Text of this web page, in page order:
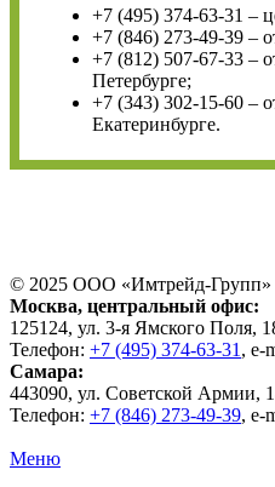
+7 (495) 374-63-31 –
+7 (846) 273-49-39 –
+7 (812) 507-67-33 –
Петербурге;
+7 (343) 302-15-60 –
Екатеринбурге.
© 2025 ООО «Имтрейд-Групп»
Москва, центральный офис:
125124, ул. 3-я Ямского Поля,
Телефон: +7 (495) 374-63-31 , e-
Самара:
443090, ул. Советской Армии,
Телефон: +7 (846) 273-49-39, e-
Меню